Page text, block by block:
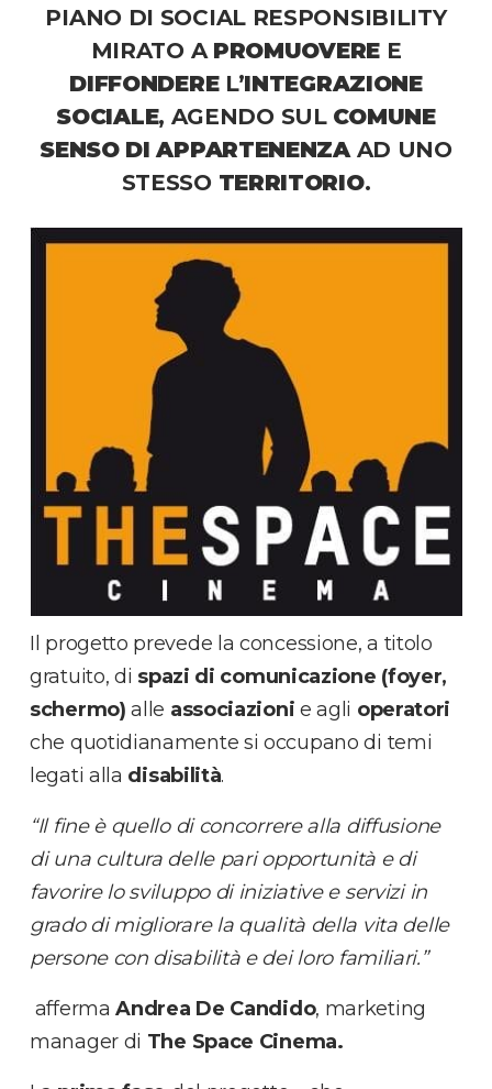
PIANO DI SOCIAL RESPONSIBILITY
MIRATO A PROMUOVEREE
DIFFONDEREL’INTEGRAZIONE
SOCIALE, AGENDO SUL COMUNE
SENSO DI APPARTENENZAAD UNO
STESSO TERRITORIO.
Il progetto prevede la concessione, a titolo
gratuito, di spazi di comunicazione (foyer,
schermo) alle associazioni e agli operatori
che quotidianamente si occupano di temi
legati alla disabilità.
“Il fine è quello di concorrere alla diffusione
di una cultura delle pari opportunità e di
favorire lo sviluppo di iniziative e servizi in
grado di migliorare la qualità della vita delle
persone con disabilità e dei loro familiari.”
affermaAndrea De Candido, marketing
manager di The Space Cinema.